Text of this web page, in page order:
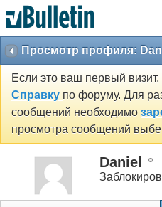
Просмотр профиля:
Если это ваш первый
Справку по форуму. Для
сообщений необходимо
просмотра сообщений
Daniel